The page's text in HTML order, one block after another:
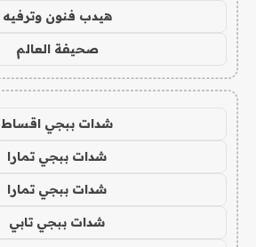
هيدب فنون وترفيه
صحيفة العالم
شدات ببجي اقساط
شدات ببجي تمارا
شدات ببجي تمارا
شدات ببجي تابي